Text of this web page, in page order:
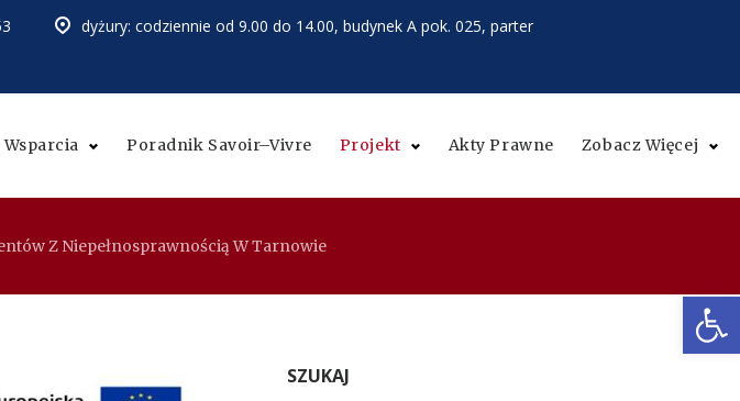
dyżury: codziennie od 9.00 do 14.00, budynek A pok. 025, parter
Poradnik Savoir–Vivre Projekt Akty Prawne Zobacz Więcej
Z Niepełnosprawnością W Tarnowie
SZUKAJ